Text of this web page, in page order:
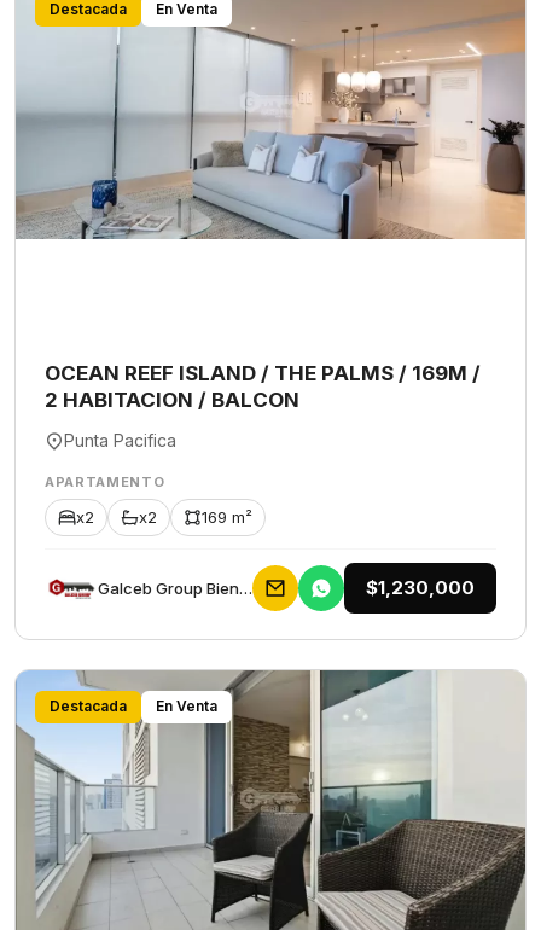
Destacada En Venta
OCEAN REEF ISLAND / THE PALMS / 169M /
2 HABITACION / BALCON
Punta Pacifica
APARTAMENTO
x2 x2 169 m²
Galceb Group Bienes Raices $1,230,000
Destacada En Venta